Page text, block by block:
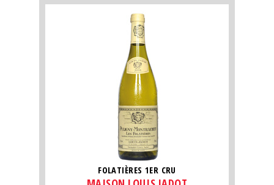
FOLATIÈRES 1ER CRU